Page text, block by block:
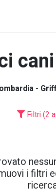
-
Filtri (2
i filtri